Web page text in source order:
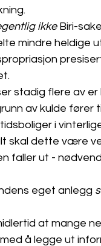
ikke Biri-
mindre heldige
stadig flere av
av kulde fører
i
skal dette være
faller ut -
eget anlegg
at mange
å legge ut